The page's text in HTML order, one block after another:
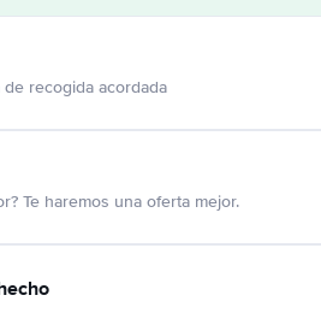
recogida acordada
Te haremos una oferta mejor.